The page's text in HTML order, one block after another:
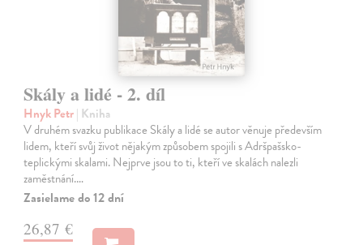
Skály a lidé - 2. díl
Hnyk Petr| Kniha
V druhém svazku publikace Skály a lidé se autor věnuje především
lidem, kteří svůj život nějakým způsobem spojili s Adršpašsko-
teplickými skalami. Nejprve jsou to ti, kteří ve skalách nalezli
zaměstnání.…
Zasielame do 12 dní
26,87 €